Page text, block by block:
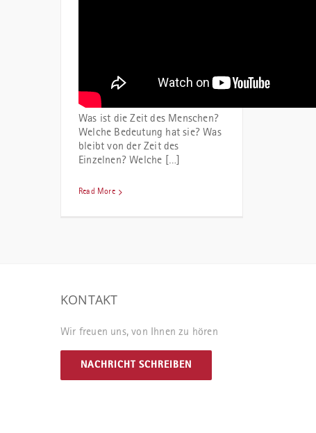
Was ist die Zeit des Menschen?
Welche Bedeutung hat sie? Was
bleibt von der Zeit des
Einzelnen? Welche […]
Read More
KONTAKT
Wir freuen uns, von Ihnen zu hören
NACHRICHT SCHREIBEN